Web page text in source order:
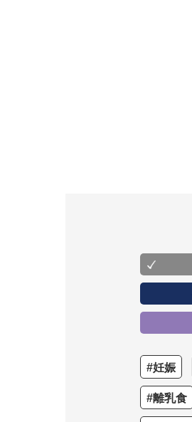
#妊娠
#離乳食